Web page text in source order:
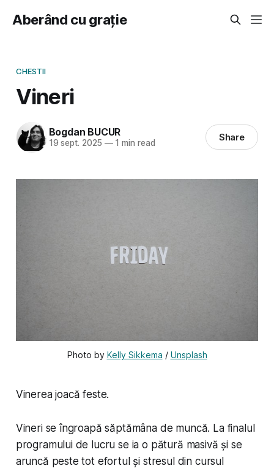
Aberând cu grație
CHESTII
Vineri
Bogdan BUCUR
19 sept. 2025 —1 min read Share
Photo by Kelly Sikkema / Unsplash
Vinerea joacă feste.
Vineri se îngroapă săptămâna de muncă. La finalul
programului de lucru se ia o pătură masivă și se
aruncă peste tot efortul și stresul din cursul